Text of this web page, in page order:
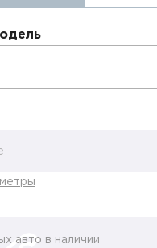
авто в наличии